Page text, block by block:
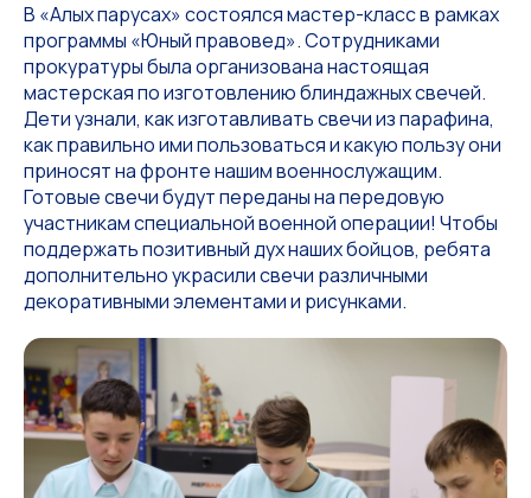
В «Алых парусах» состоялся мастер-класс в рамках
программы «Юный правовед». Сотрудниками
прокуратуры была организована настоящая
мастерская по изготовлению блиндажных свечей.
Дети узнали, как изготавливать свечи из парафина,
как правильно ими пользоваться и какую пользу они
приносят на фронте нашим военнослужащим.
Готовые свечи будут переданы на передовую
участникам специальной военной операции! Чтобы
поддержать позитивный дух наших бойцов, ребята
дополнительно украсили свечи различными
декоративными элементами и рисунками.